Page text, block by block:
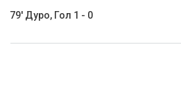
79' Дуро, Гол 1 - 0